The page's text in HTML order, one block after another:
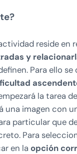
reside en
y
Para ello
la tarea
una imagen con
particular que
Para
en la opción